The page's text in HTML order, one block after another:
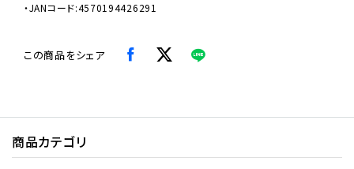
・JANコード:4570194426291
この商品をシェア
商品カテゴリ